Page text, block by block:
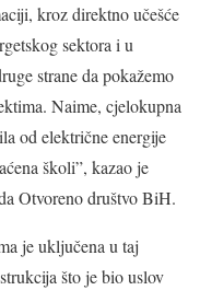
kroz direktno učešće
sektora i u
strane da pokažemo
Naime, cjelokupna
od električne energije
školi”, kazao je
Otvoreno društvo BiH.
je uključena u taj
što je bio uslov